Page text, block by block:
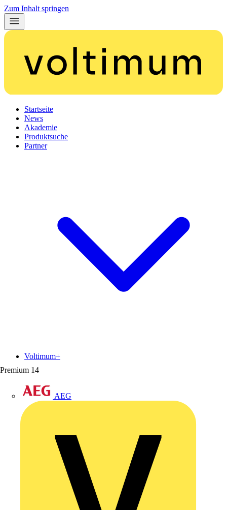
Zum Inhalt springen
Startseite
News
Akademie
Produktsuche
Partner
Premium 14
AEG
Voltimum+